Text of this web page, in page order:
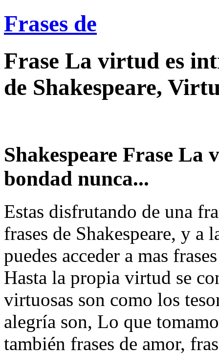
Frases de
Frase La virtud es
de Shakespeare,
Shakespeare Frase
bondad nunca...
Estas disfrutando de una
frases de Shakespeare, y a
puedes acceder a mas
Hasta la propia virtud se
virtuosas son como los
alegría son, Lo que
también frases de amor,